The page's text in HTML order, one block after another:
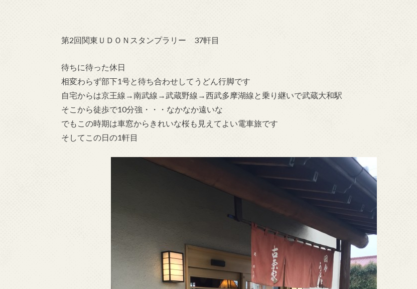
第2回関東ＵＤＯＮスタンプラリー 37軒目
待ちに待った休日
相変わらず部下1号と待ち合わせしてうどん行脚です
自宅からは京王線→南武線→武蔵野線→西武多摩湖線と乗り継いで武蔵大和駅
そこから徒歩で10分強・・・なかなか遠いな
でもこの時期は車窓からきれいな桜も見えてよい電車旅です
そしてこの日の1軒目